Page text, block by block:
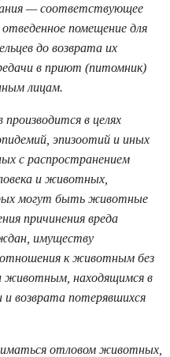
— соответствующее
помещение для
до возврата их
в приют (питомник)
лицам.
в целях
эпизоотий и иных
с распространением
и животных,
могут быть животные
причинения вреда
имуществу
отношения к животным без
животным, находящимся в
возврата потерявшихся
отловом животных,